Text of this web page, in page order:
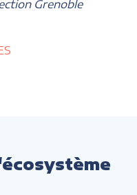
Grenoble